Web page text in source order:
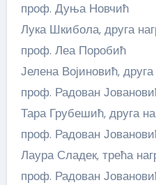
проф. Дуња Новчић
Лука Шкибола, друга
проф. Леа Поробић
Јелена Војиновић,
проф. Радован
Тара Грубешић, друга
проф. Радован
Лаура Сладек, трећа
проф. Радован